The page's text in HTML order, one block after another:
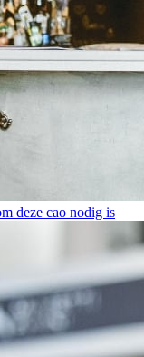
deze cao nodig is